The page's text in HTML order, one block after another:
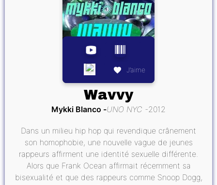
J’aime
Wavvy
Mykki Blanco UNO NYC 2012
Dans un milieu hip hop qui revendique crânement
son homophobie, une nouvelle vague de jeunes
rappeurs affirment une identité sexuelle différente.
Alors que Frank Ocean affirmait récemment sa
bisexualité et que des rappeurs comme Snoop Dogg,